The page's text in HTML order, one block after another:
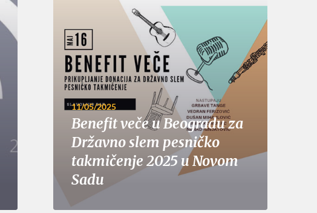
11/05/2025
Benefit veče u Beogradu za
Državno slem pesničko
takmičenje 2025 u Novom
Sadu